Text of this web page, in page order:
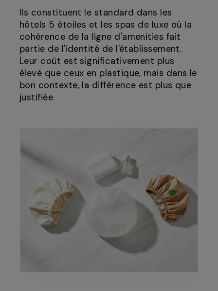
Ils constituent le standard dans les
hôtels 5 étoiles et les spas de luxe où la
cohérence de la ligne d'amenities fait
partie de l'identité de l'établissement.
Leur coût est significativement plus
élevé que ceux en plastique, mais dans le
bon contexte, la différence est plus que
justifiée.